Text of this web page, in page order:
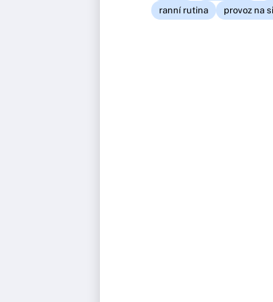
ranní rutina
provoz na